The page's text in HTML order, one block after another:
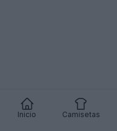
Inicio Camisetas